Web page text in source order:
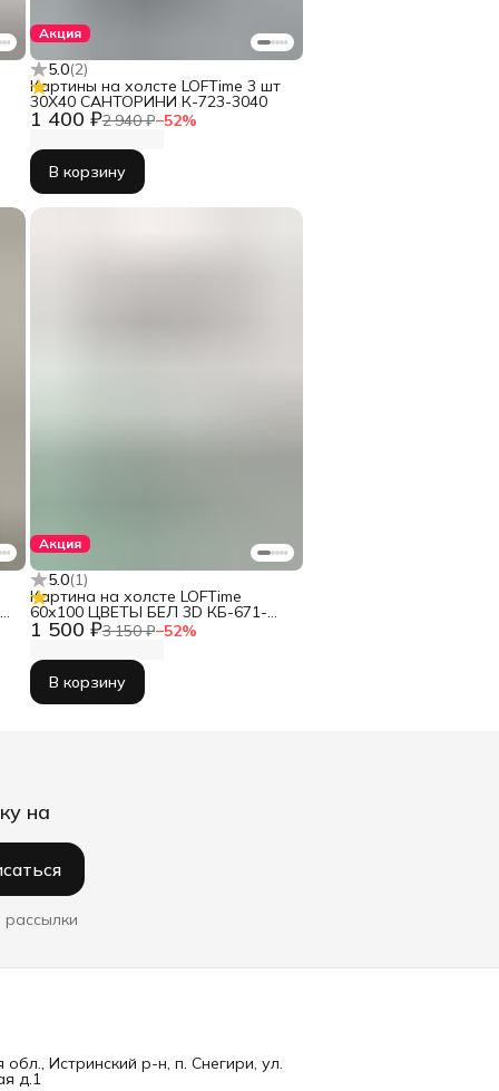
Акция
5.0(2)
1 400 ₽2 940 ₽−52%
Картины на холсте LOFTime 3 шт
30Х40 САНТОРИНИ К-723-3040
В корзину
Акция
5.0(1)
1 500 ₽3 150 ₽−52%
Картина на холсте LOFTime
60х100 ЦВЕТЫ БЕЛ 3D КБ-671-
60100
В корзину
на
обл., Истринский р-н, п. Снегири, ул.
д.1